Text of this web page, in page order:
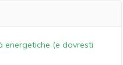
energetiche (e dovresti